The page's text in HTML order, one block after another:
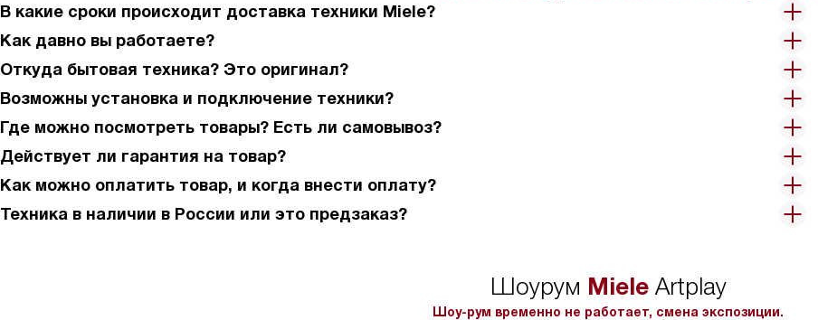
В какие сроки происходит доставка техники Miele?
Как давно вы работаете?
Откуда бытовая техника? Это оригинал?
Возможны установка и подключение техники?
Где можно посмотреть товары? Есть ли самовывоз?
Действует ли гарантия на товар?
Как можно оплатить товар, и когда внести оплату?
Техника в наличии в России или это предзаказ?
Шоурум MieleArtplay
Шоу-рум временно не работает, смена экспозиции.